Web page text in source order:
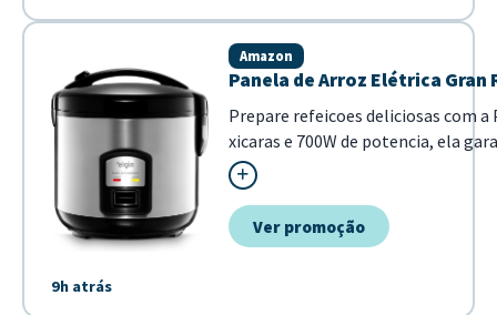
9h atrás
Panela de Arroz Elétrica Gran
Amazon
Prepare refeicoes deliciosas com a
xicaras e 700W de potencia, ela
em inox oferece maior
Ver promoção